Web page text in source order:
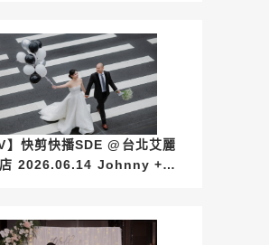
】快剪快播SDE @台北艾麗
+